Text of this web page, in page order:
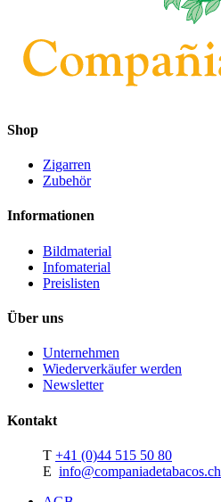
Shop
Zigarren
Zubehör
Informationen
Bildmaterial
Infomaterial
Preislisten
Über uns
Unternehmen
Wiederverkäufer werden
Newsletter
Kontakt
T +41 (0)44 515 50 80
E info@companiadetabacos.ch